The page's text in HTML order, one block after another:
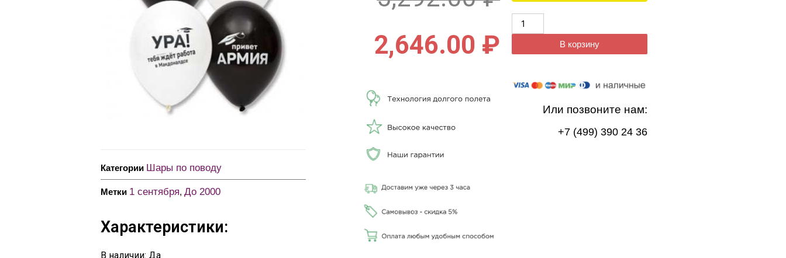
Категории Шары по поводу
Метки 1 сентября, До 2000
Характеристики:
В наличии: Да
2,646.00 ₽ В корзину
Или позвоните нам:
+7 (499) 390 24 36